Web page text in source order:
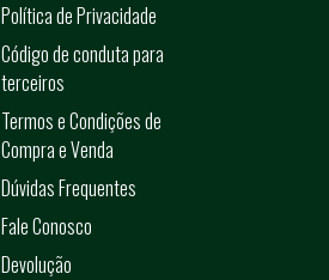
Política de Privacidade
Código de conduta para
terceiros
Termos e Condições de
Compra e Venda
Dúvidas Frequentes
Fale Conosco
Devolução